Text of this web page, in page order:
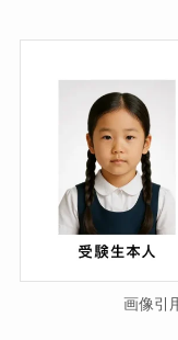
画像引